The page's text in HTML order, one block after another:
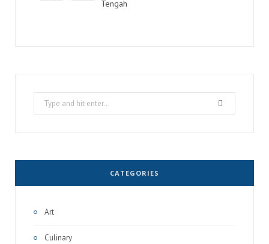
Tengah
Search
for:
CATEGORIES
Art
Culinary